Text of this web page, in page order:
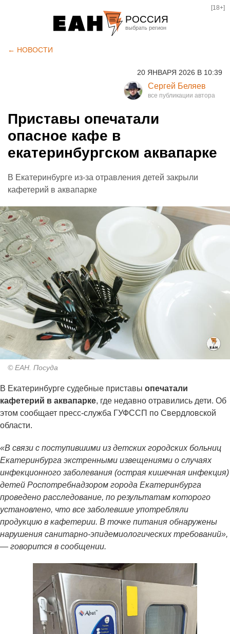
РОССИЯ
Курган
Оренбург
[18+]
← НОВОСТИ
20 ЯНВАРЯ 2026 В 10:39
Сергей Беляев
Приставы опечатали
опасное кафе в
екатеринбургском аквапарке
В Екатеринбурге из-за отравления детей закрыли
кафетерий в аквапарке
© ЕАН. Посуда
В Екатеринбурге судебные приставы опечатали
кафетерий в аквапарке, где недавно отравились дети. Об
этом сообщает пресс-служба ГУФССП по Свердловской
области.
«В связи с поступившими из детских городских больниц
Екатеринбурга экстренными извещениями о случаях
инфекционного заболевания (острая кишечная инфекция)
детей Роспотребнадзором города Екатеринбурга
проведено расследование, по результатам которого
установлено, что все заболевшие употребляли
продукцию в кафетерии. В точке питания обнаружены
нарушения санитарно-эпидемиологических требований»,
— говорится в сообщении.